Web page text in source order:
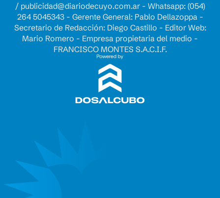
/ publicidad@diariodecuyo.com.ar- Whatsapp: (054)
264 5045343 - Gerente General: Pablo Dellazoppa -
Secretario de Redacción: Diego Castillo - Editor Web:
Mario Romero - Empresa propietaria del medio -
FRANCISCO MONTES S.A.C.I.F.